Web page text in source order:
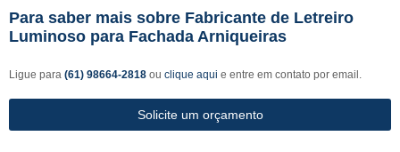
Para saber mais sobre Fabricante de Letreiro
Luminoso para Fachada Arniqueiras
Ligue para (61) 98664-2818 ou clique aqui e entre em contato por email.
Solicite um orçamento